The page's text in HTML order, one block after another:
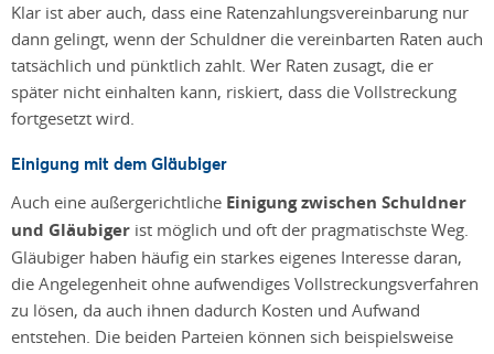
Klar ist aber auch, dass eine Ratenzahlungsvereinbarung nur
dann gelingt, wenn der Schuldner die vereinbarten Raten auch
tatsächlich und pünktlich zahlt. Wer Raten zusagt, die er
später nicht einhalten kann, riskiert, dass die Vollstreckung
fortgesetzt wird.
Einigung mit dem Gläubiger
Auch eine außergerichtliche Einigung zwischen Schuldner
und Gläubiger ist möglich und oft der pragmatischste Weg.
Gläubiger haben häufig ein starkes eigenes Interesse daran,
die Angelegenheit ohne aufwendiges Vollstreckungsverfahren
zu lösen, da auch ihnen dadurch Kosten und Aufwand
entstehen. Die beiden Parteien können sich beispielsweise